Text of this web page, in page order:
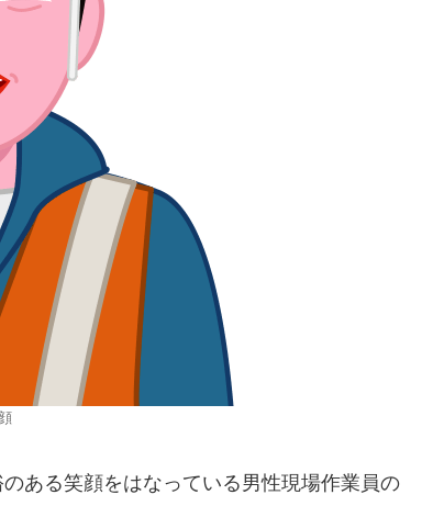
ある笑顔をはなっている男性現場作業員の